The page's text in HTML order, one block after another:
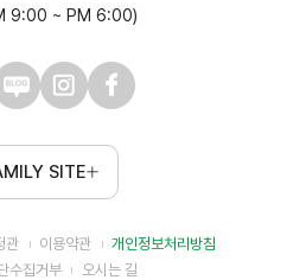
9:00 ~ PM 6:00)
SITE
관 이용약관
개인정보처리방침
수집거부
오시는 길